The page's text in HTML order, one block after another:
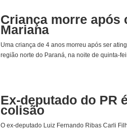
Criança morre após
Mariana
Uma criança de 4 anos morreu após ser
região norte do Paraná, na noite de quinta-
Ex-deputado do PR
colisão
O ex-deputado Luiz Fernando Ribas Carli